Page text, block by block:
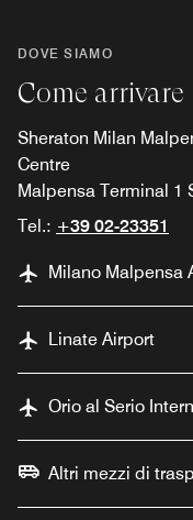
DOVE SIAMO
Come arrivare
Sheraton Milan
Centre
Malpensa Terminal 1
Tel.: +39 02-23351
Milano Malpensa
Linate Airport
Orio al Serio
Altri mezzi di